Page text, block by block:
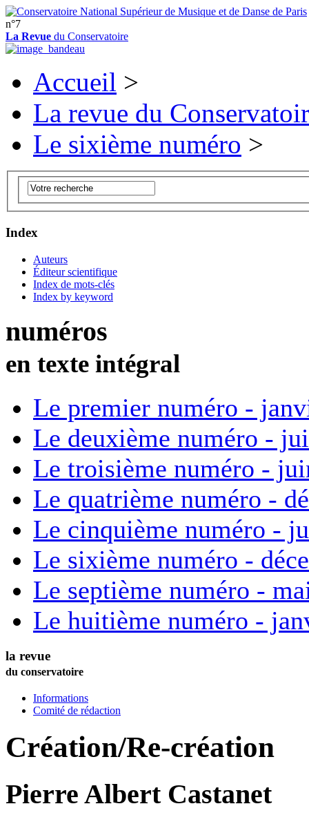
n°7
La Revue du Conservatoire
Accueil >
La revue du
Le sixième numéro >
Index
Auteurs
Éditeur scientifique
Index de mots-clés
Index by keyword
numéros
en texte intégral
Le premier numéro -
Le deuxième numéro -
Le troisième numéro -
Le quatrième numéro -
Le cinquième numéro -
Le sixième numéro -
Le septième numéro -
Le huitième numéro -
la revue
du conservatoire
Informations
Comité de rédaction
Création/Re-création
Pierre Albert Castanet